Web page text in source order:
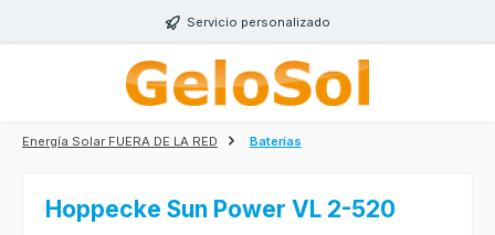
Saltar al contenido principalServicio personalizado
Energía Solar FUERA DE LA RED Baterías
Hoppecke Sun Power VL 2-520